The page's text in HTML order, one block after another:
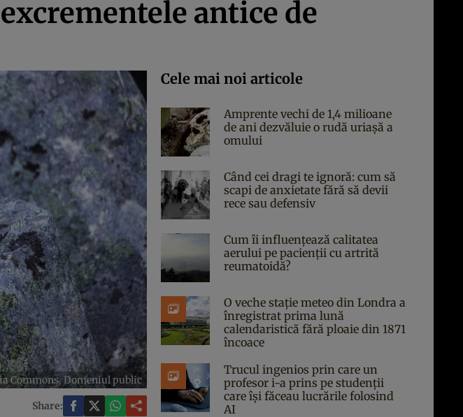
antice de
Commons, Domeniul public
Share:
Cele mai noi articole
Amprente vechi de 1,4 milioane
de ani dezvăluie o rudă uriașă a
omului
Când cei dragi te ignoră: cum să
scapi de anxietate fără să devii
rece sau defensiv
Cum îi influențează calitatea
aerului pe pacienții cu artrită
reumatoidă?
O veche stație meteo din Londra a
înregistrat prima lună
calendaristică fără ploaie din 1871
încoace
Trucul ingenios prin care un
profesor i-a prins pe studenții
care își făceau lucrările folosind
AI